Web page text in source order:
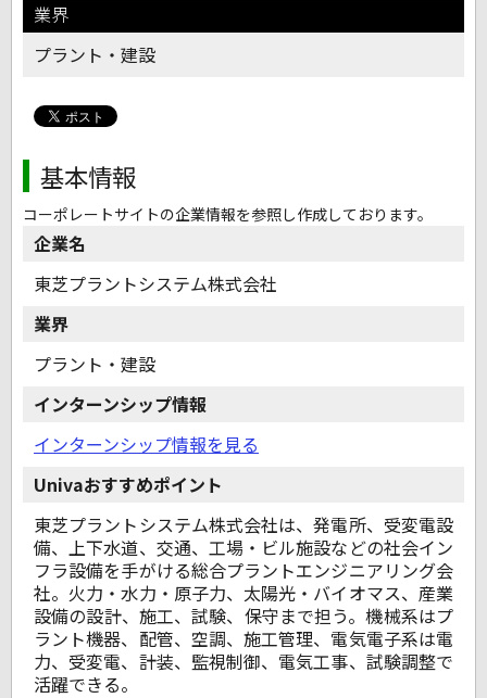
業界
プラント・建設
基本情報
コーポレートサイトの企業情報を参照し作成しております。
企業名
東芝プラントシステム株式会社
業界
プラント・建設
インターンシップ情報
インターンシップ情報を見る
Univaおすすめポイント
東芝プラントシステム株式会社は、発電所、受変電設
備、上下水道、交通、工場・ビル施設などの社会イン
フラ設備を手がける総合プラントエンジニアリング会
社。火力・水力・原子力、太陽光・バイオマス、産業
設備の設計、施工、試験、保守まで担う。機械系はプ
ラント機器、配管、空調、施工管理、電気電子系は電
力、受変電、計装、監視制御、電気工事、試験調整で
活躍できる。